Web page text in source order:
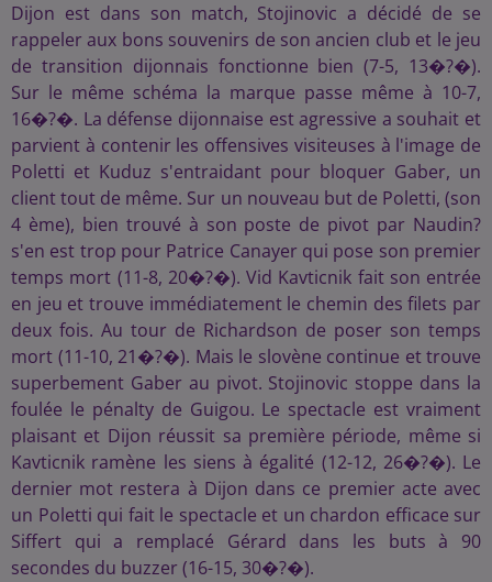
Dijon est dans son match, Stojinovic a décidé de se
rappeler aux bons souvenirs de son ancien club et le jeu
de transition dijonnais fonctionne bien (7-5, 13�?�).
Sur le même schéma la marque passe même à 10-7,
16�?�. La défense dijonnaise est agressive a souhait et
parvient à contenir les offensives visiteuses à l'image de
Poletti et Kuduz s'entraidant pour bloquer Gaber, un
client tout de même. Sur un nouveau but de Poletti, (son
4 ème), bien trouvé à son poste de pivot par Naudin?
s'en est trop pour Patrice Canayer qui pose son premier
temps mort (11-8, 20�?�). Vid Kavticnik fait son entrée
en jeu et trouve immédiatement le chemin des filets par
deux fois. Au tour de Richardson de poser son temps
mort (11-10, 21�?�). Mais le slovène continue et trouve
superbement Gaber au pivot. Stojinovic stoppe dans la
foulée le pénalty de Guigou. Le spectacle est vraiment
plaisant et Dijon réussit sa première période, même si
Kavticnik ramène les siens à égalité (12-12, 26�?�). Le
dernier mot restera à Dijon dans ce premier acte avec
un Poletti qui fait le spectacle et un chardon efficace sur
Siffert qui a remplacé Gérard dans les buts à 90
secondes du buzzer (16-15, 30�?�).